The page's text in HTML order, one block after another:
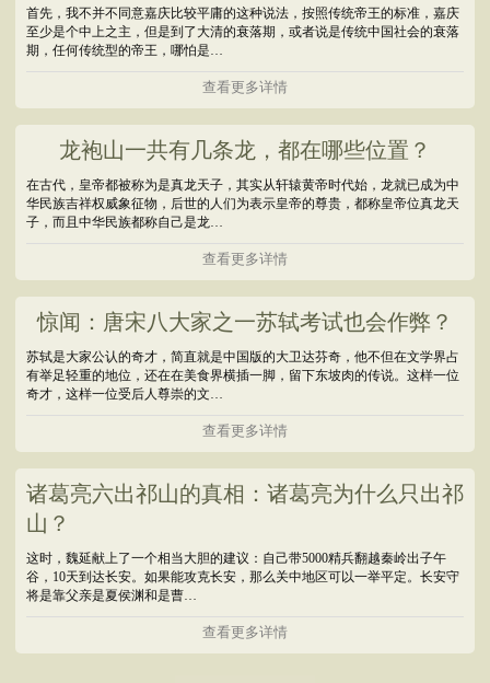
首先，我不并不同意嘉庆比较平庸的这种说法，按照传统帝王的标准，嘉庆
至少是个中上之主，但是到了大清的衰落期，或者说是传统中国社会的衰落
期，任何传统型的帝王，哪怕是…
查看更多详情
龙袍山一共有几条龙，都在哪些位置？
在古代，皇帝都被称为是真龙天子，其实从轩辕黄帝时代始，龙就已成为中
华民族吉祥权威象征物，后世的人们为表示皇帝的尊贵，都称皇帝位真龙天
子，而且中华民族都称自己是龙…
查看更多详情
惊闻：唐宋八大家之一苏轼考试也会作弊？
苏轼是大家公认的奇才，简直就是中国版的大卫达芬奇，他不但在文学界占
有举足轻重的地位，还在在美食界横插一脚，留下东坡肉的传说。这样一位
奇才，这样一位受后人尊崇的文…
查看更多详情
诸葛亮六出祁山的真相：诸葛亮为什么只出祁
山？
这时，魏延献上了一个相当大胆的建议：自己带5000精兵翻越秦岭出子午
谷，10天到达长安。如果能攻克长安，那么关中地区可以一举平定。长安守
将是靠父亲是夏侯渊和是曹…
查看更多详情